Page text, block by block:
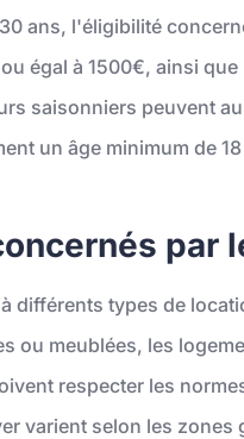
ans, l'éligibilité
égal à 1500€, ainsi
saisonniers peuvent
un âge minimum de
par
différents types de
ou meublées, les
respecter les
varient selon les